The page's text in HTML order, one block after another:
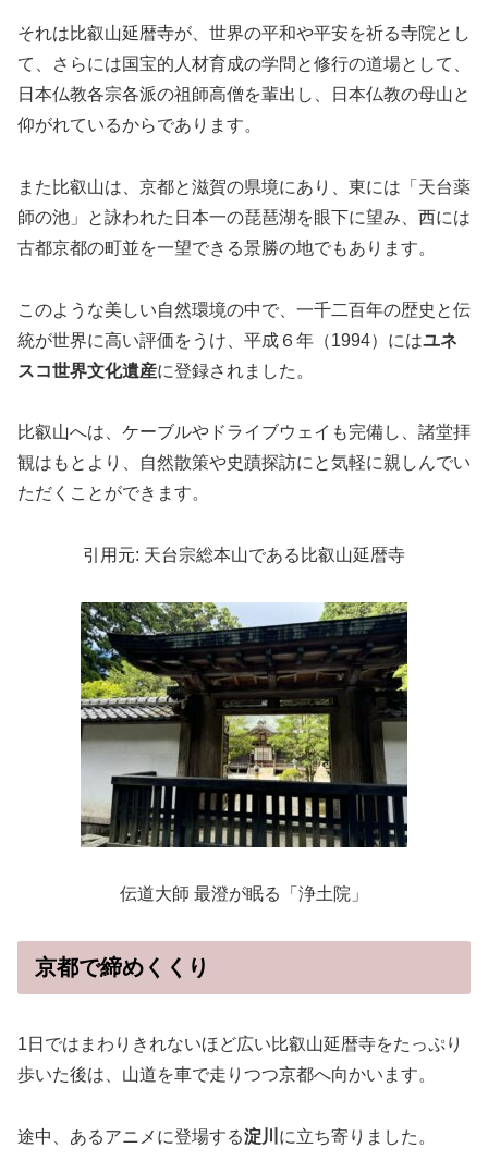
それは比叡山延暦寺が、世界の平和や平安を祈る寺院とし
て、さらには国宝的人材育成の学問と修行の道場として、
日本仏教各宗各派の祖師高僧を輩出し、日本仏教の母山と
仰がれているからであります。
また比叡山は、京都と滋賀の県境にあり、東には「天台薬
師の池」と詠われた日本一の琵琶湖を眼下に望み、西には
古都京都の町並を一望できる景勝の地でもあります。
このような美しい自然環境の中で、一千二百年の歴史と伝
統が世界に高い評価をうけ、平成６年（1994）にはユネ
スコ世界文化遺産に登録されました。
比叡山へは、ケーブルやドライブウェイも完備し、諸堂拝
観はもとより、自然散策や史蹟探訪にと気軽に親しんでい
ただくことができます。
引用元: 天台宗総本山である比叡山延暦寺
伝道大師 最澄が眠る「浄土院」
京都で締めくくり
1日ではまわりきれないほど広い比叡山延暦寺をたっぷり
歩いた後は、山道を車で走りつつ京都へ向かいます。
途中、あるアニメに登場する淀川 に立ち寄りました。